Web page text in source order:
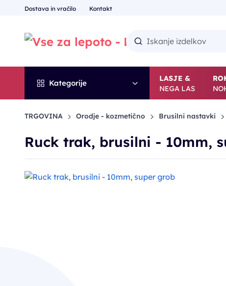
Dostava in vračilo Kontakt
Kategorije
LASJE &
NEGA LAS
TRGOVINA Orodje - kozmetično Brusilni nastavki
Ruck trak, brusilni - 10mm,